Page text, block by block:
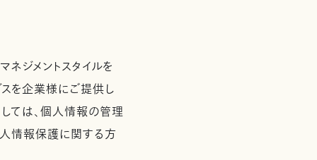
ネジメントスタイルを
スを企業様にご提供し
ては、個人情報の管理
人情報保護に関する方